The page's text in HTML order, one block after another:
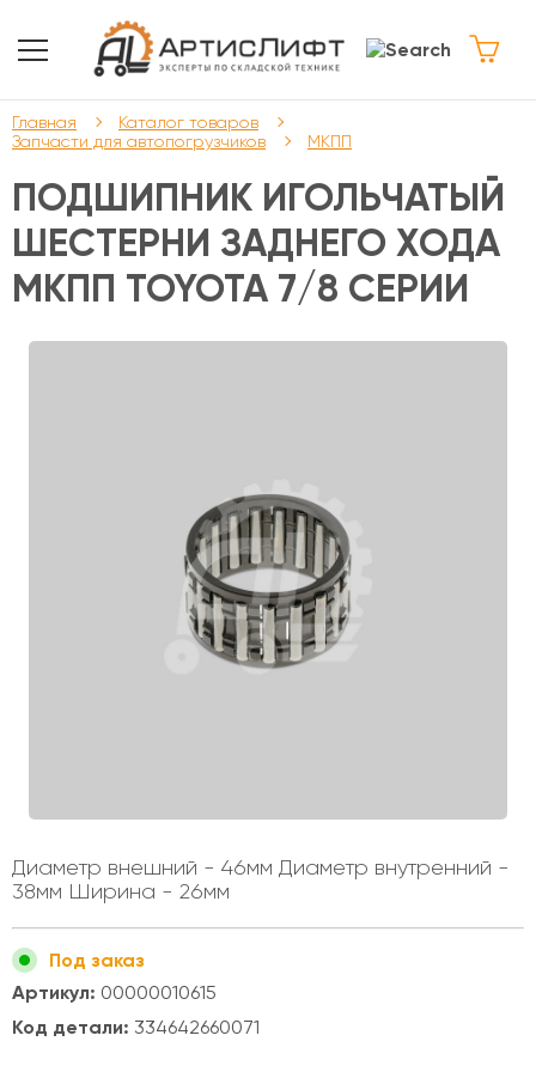
Главная
Каталог товаров
Запчасти для автопогрузчиков
МКПП
ПОДШИПНИК ИГОЛЬЧАТЫЙ
ШЕСТЕРНИ ЗАДНЕГО ХОДА
МКПП TOYOTA 7/8 СЕРИИ
Диаметр внешний - 46мм Диаметр внутренний -
38мм Ширина - 26мм
Под заказ
Артикул: 00000010615
Код детали: 334642660071